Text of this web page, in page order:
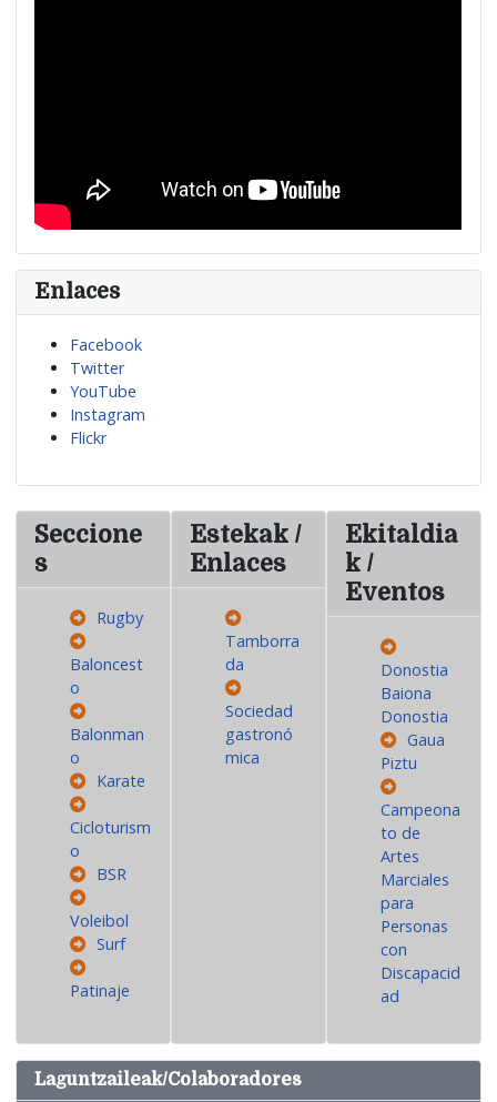
Enlaces
Facebook
Twitter
YouTube
Instagram
Flickr
Seccione
s
Rugby
Baloncest
o
Balonman
o
Karate
Cicloturism
o
BSR
Voleibol
Surf
Patinaje
Estekak /
Enlaces
Tamborra
da
Sociedad
gastronó
mica
Ekitaldia
k /
Eventos
Donostia
Baiona
Donostia
Gaua
Piztu
Campeona
to de
Artes
Marciales
para
Personas
con
Discapacid
ad
Laguntzaileak/Colaboradores